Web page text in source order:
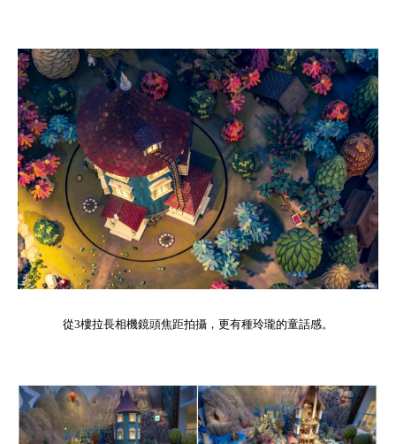
從3樓拉長相機鏡頭焦距拍攝，更有種玲瓏的童話感。